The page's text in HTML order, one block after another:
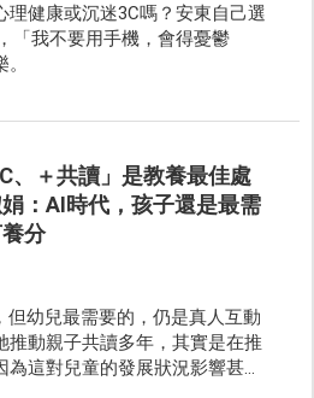
理健康或沉迷3C嗎？安東自己選
「我不要用手機，會得憂鬱
、＋共讀」是教養最佳處
：AI時代，孩子還是最需
分
但幼兒最需要的，仍是真人互動
推動親子共讀多年，其實是在推
為這對兒童的發展狀況影響甚